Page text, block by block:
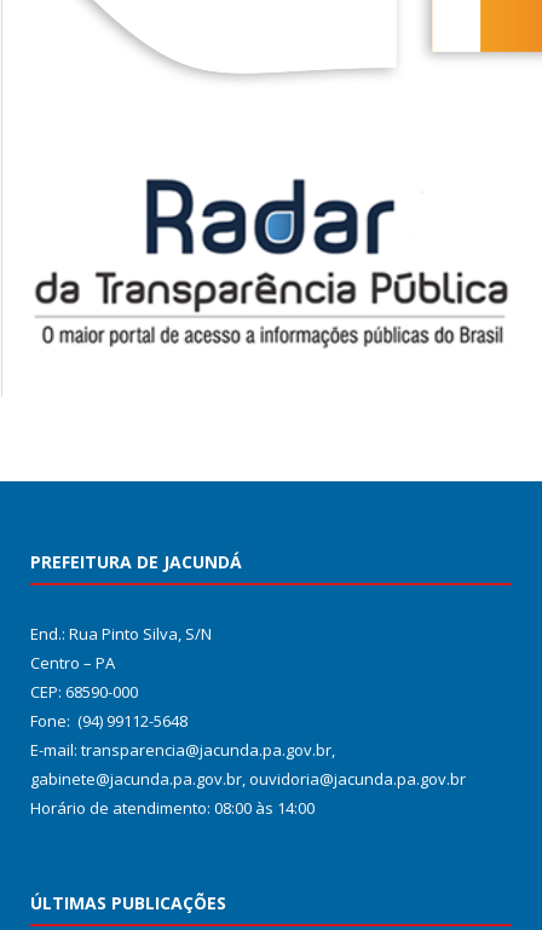
PREFEITURA DE JACUNDÁ
End.: Rua Pinto Silva, S/N
Centro – PA
CEP: 68590-000
Fone: (94) 99112-5648
E-mail: transparencia@jacunda.pa.gov.br,
gabinete@jacunda.pa.gov.br, ouvidoria@jacunda.pa.gov.br
Horário de atendimento: 08:00 às 14:00
ÚLTIMAS PUBLICAÇÕES